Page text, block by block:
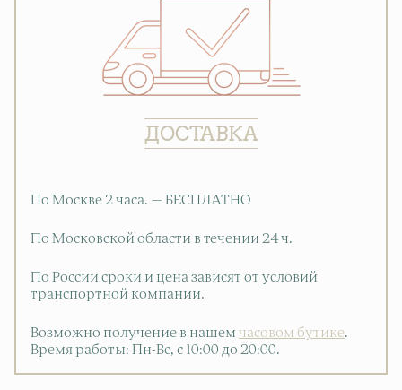
ДОСТАВКА
По Москве 2 часа. — БЕСПЛАТНО
По Московской области в течении 24 ч.
По России сроки и цена зависят от условий
транспортной компании.
Возможно получение в нашем часовом бутике.
Время работы: Пн-Вс, с 10:00 до 20:00.